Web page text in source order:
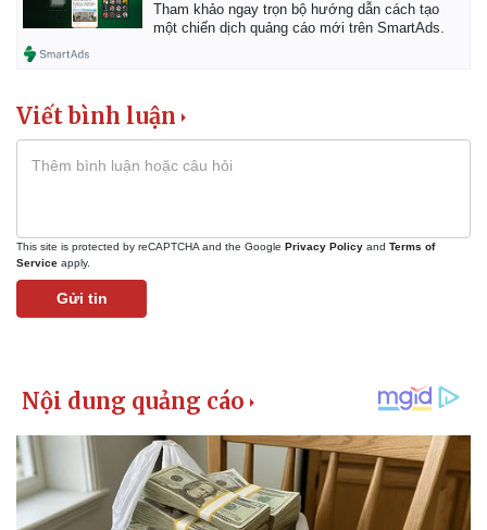
Tham khảo ngay trọn bộ hướng dẫn cách tạo
một chiến dịch quảng cáo mới trên SmartAds.
Viết bình luận
This site is protected by reCAPTCHA and the Google Privacy Policy and Terms of
Service apply.
Gửi tin